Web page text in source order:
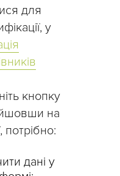
для
у
кнопку
на
потрібно:
дані у